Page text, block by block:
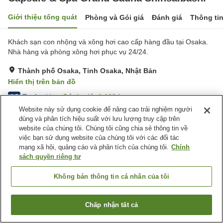
Giới thiệu tổng quát Phòng và Gói giá Đánh giá Thông
Khách sạn con nhộng và xông hơi cao cấp hàng đầu tại Osaka.
Nhà hàng và phòng xông hơi phục vụ 24/24.
Thành phố Osaka, Tỉnh Osaka, Nhật Bản
Hiển thị trên bản đồ
4.3 Tuyệt vời Đánh giá:1,138lượt
Tiện nghi chỗ nghỉ
Bể sục
Xông hơi
Nhà hàng
Máy bán hàng tự động
Nhật Bản Tỉnh Osaka
Thành phố Osaka
Capsule & Spa Grand Sauna Shinsaibashi
Tìm phòng trống
Website này sử dụng cookie để nâng cao trải nghiệm người
dùng và phân tích hiệu suất với lưu lượng truy cập trên
website của chúng tôi. Chúng tôi cũng chia sẻ thông tin về
việc bạn sử dụng website của chúng tôi với các đối tác
mạng xã hội, quảng cáo và phân tích của chúng tôi. Chính
sách quyền riêng tư
Không bán thông tin cá nhân của tôi
Chấp nhận tất cả